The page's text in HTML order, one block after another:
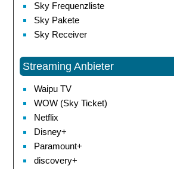
Sky Frequenzliste
Sky Pakete
Sky Receiver
Streaming Anbieter
Waipu TV
WOW (Sky Ticket)
Netflix
Disney+
Paramount+
discovery+